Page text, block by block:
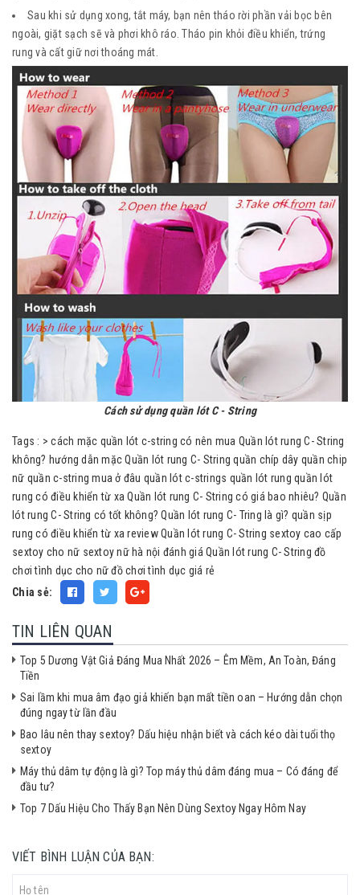
Sau khi sử dụng xong, tắt máy, bạn nên tháo rời phần vải bọc bên
ngoài, giặt sạch sẽ và phơi khô ráo. Tháo pin khỏi điều khiển, trứng
rung và cất giữ nơi thoáng mát.
Cách sử dụng quần lót C - String
Tags : >cách mặc quần lót c-string có nên mua Quần lót rung C- String
không? hướng dẫn mặc Quần lót rung C- String quần chíp dây quần chip
nữ quần c-string mua ở đâu quần lót c-strings quần lót rung quần lót
rung có điều khiển từ xa Quần lót rung C- String có giá bao nhiêu? Quần
lót rung C- String có tốt không? Quần lót rung C- Tring là gì? quần sịp
rung có điều khiển từ xa review Quần lót rung C- String sextoy cao cấp
sextoy cho nữ sextoy nữ hà nội đánh giá Quần lót rung C- String đồ
chơi tình dục cho nữ đồ chơi tình dục giá rẻ
Chia sẻ:
TIN LIÊN QUAN
Top 5 Dương Vật Giả Đáng Mua Nhất 2026 – Êm Mềm, An Toàn, Đáng
Tiền
Sai lầm khi mua âm đạo giả khiến bạn mất tiền oan – Hướng dẫn chọn
đúng ngay từ lần đầu
Bao lâu nên thay sextoy? Dấu hiệu nhận biết và cách kéo dài tuổi thọ
sextoy
Máy thủ dâm tự động là gì? Top máy thủ dâm đáng mua – Có đáng để
đầu tư?
Top 7 Dấu Hiệu Cho Thấy Bạn Nên Dùng Sextoy Ngay Hôm Nay
VIẾT BÌNH LUẬN CỦA BẠN: